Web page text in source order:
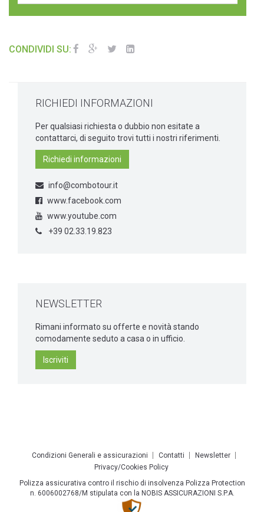
CONDIVIDI SU:
RICHIEDI INFORMAZIONI
Per qualsiasi richiesta o dubbio non esitate a
contattarci, di seguito trovi tutti i nostri riferimenti.
Richiedi informazioni
info@combotour.it
www.facebook.com
www.youtube.com
+39 02.33.19.823
NEWSLETTER
Rimani informato su offerte e novità stando
comodamente seduto a casa o in ufficio.
Iscriviti
Condizioni Generali e assicurazioni Contatti
Newsletter
Privacy/Cookies Policy
Polizza assicurativa contro il rischio di insolvenza Polizza Protection
n. 6006002768/M stipulata con la NOBIS ASSICURAZIONI S.P.A.